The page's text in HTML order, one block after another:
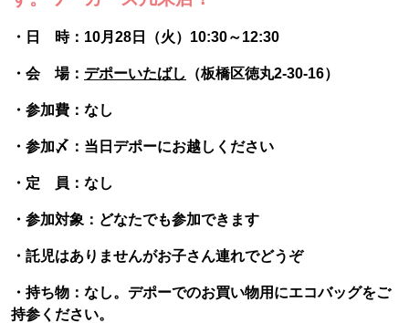
・日 時：10月28日（火）10:30～12:30
・会 場： デポーいたばし （板橋区徳丸2-30-16）
・参加費：なし
・参加〆：当日デポーにお越しください
・定 員：なし
・参加対象：どなたでも参加できます
・託児はありませんがお子さん連れでどうぞ
・持ち物：なし。デポーでのお買い物用にエコバッグをご
持参ください。